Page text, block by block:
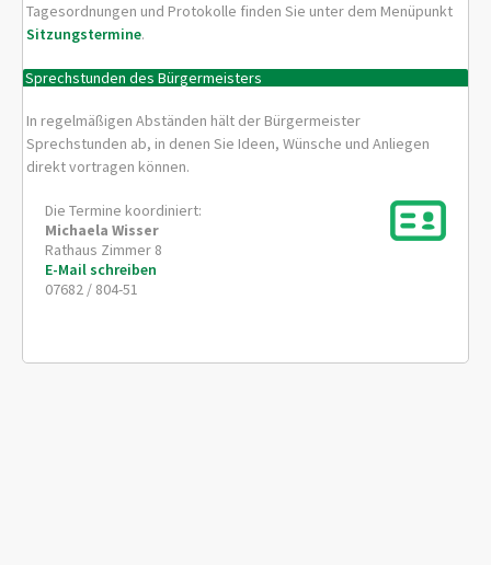
Tagesordnungen und Protokolle finden Sie unter dem Menüpunkt
Sitzungstermine.
Sprechstunden des Bürgermeisters
In regelmäßigen Abständen hält der Bürgermeister
Sprechstunden ab, in denen Sie Ideen, Wünsche und Anliegen
direkt vortragen können.
Die Termine koordiniert:
Michaela Wisser
Rathaus Zimmer 8
E-Mail schreiben
07682 / 804-51